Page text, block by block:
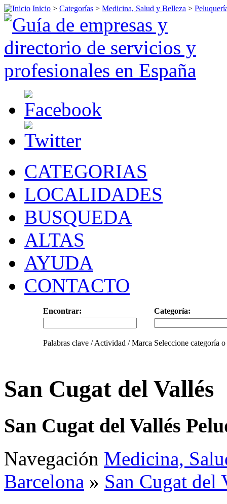
Inicio > Categorías > Medicina, Salud y Belleza >
CATEGORIAS
LOCALIDADES
BUSQUEDA
ALTAS
AYUDA
CONTACTO
Encontrar: Categoría:
Palabras clave / Actividad / Marca Seleccione categoría
San Cugat del Vallés
San Cugat del Vallés
Navegación Medicina,
Barcelona » San Cugat del